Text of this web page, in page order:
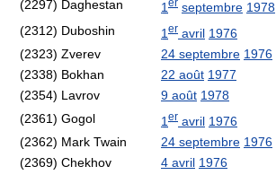
(2297) Daghestan
1 septembre 1978
(2312) Duboshin
1 er avril 1976
(2323) Zverev
24 septembre 1976
(2338) Bokhan
22 août 1977
(2354) Lavrov
9 août 1978
(2361) Gogol
1 er avril 1976
(2362) Mark Twain
24 septembre 1976
(2369) Chekhov
4 avril 1976